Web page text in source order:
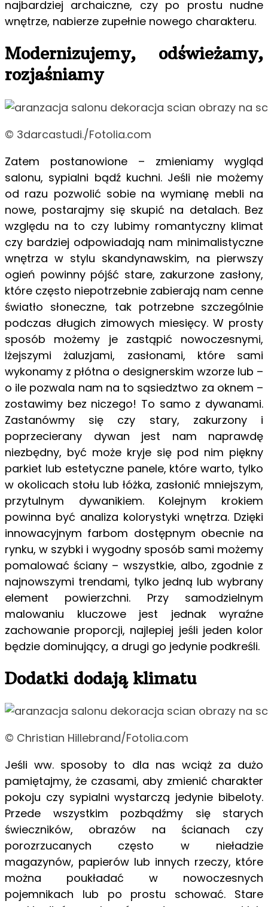
najbardziej archaiczne, czy po prostu nudne
wnętrze, nabierze zupełnie nowego charakteru.
Modernizujemy, odświeżamy,
rozjaśniamy
© 3darcastudi./Fotolia.com
Zatem postanowione – zmieniamy wygląd
salonu, sypialni bądź kuchni. Jeśli nie możemy
od razu pozwolić sobie na wymianę mebli na
nowe, postarajmy się skupić na detalach. Bez
względu na to czy lubimy romantyczny klimat
czy bardziej odpowiadają nam minimalistyczne
wnętrza w stylu skandynawskim, na pierwszy
ogień powinny pójść stare, zakurzone zasłony,
które często niepotrzebnie zabierają nam cenne
światło słoneczne, tak potrzebne szczególnie
podczas długich zimowych miesięcy. W prosty
sposób możemy je zastąpić nowoczesnymi,
lżejszymi żaluzjami, zasłonami, które sami
wykonamy z płótna o designerskim wzorze lub –
o ile pozwala nam na to sąsiedztwo za oknem –
zostawimy bez niczego! To samo z dywanami.
Zastanówmy się czy stary, zakurzony i
poprzecierany dywan jest nam naprawdę
niezbędny, być może kryje się pod nim piękny
parkiet lub estetyczne panele, które warto, tylko
w okolicach stołu lub łóżka, zasłonić mniejszym,
przytulnym dywanikiem. Kolejnym krokiem
powinna być analiza kolorystyki wnętrza. Dzięki
innowacyjnym farbom dostępnym obecnie na
rynku, w szybki i wygodny sposób sami możemy
pomalować ściany – wszystkie, albo, zgodnie z
najnowszymi trendami, tylko jedną lub wybrany
element powierzchni. Przy samodzielnym
malowaniu kluczowe jest jednak wyraźne
zachowanie proporcji, najlepiej jeśli jeden kolor
będzie dominujący, a drugi go jedynie podkreśli.
Dodatki dodają klimatu
© Christian Hillebrand/Fotolia.com
Jeśli ww. sposoby to dla nas wciąż za dużo
pamiętajmy, że czasami, aby zmienić charakter
pokoju czy sypialni wystarczą jedynie bibeloty.
Przede wszystkim pozbądźmy się starych
świeczników, obrazów na ścianach czy
porozrzucanych często w nieładzie
magazynów, papierów lub innych rzeczy, które
można poukładać w nowoczesnych
pojemnikach lub po prostu schować. Stare